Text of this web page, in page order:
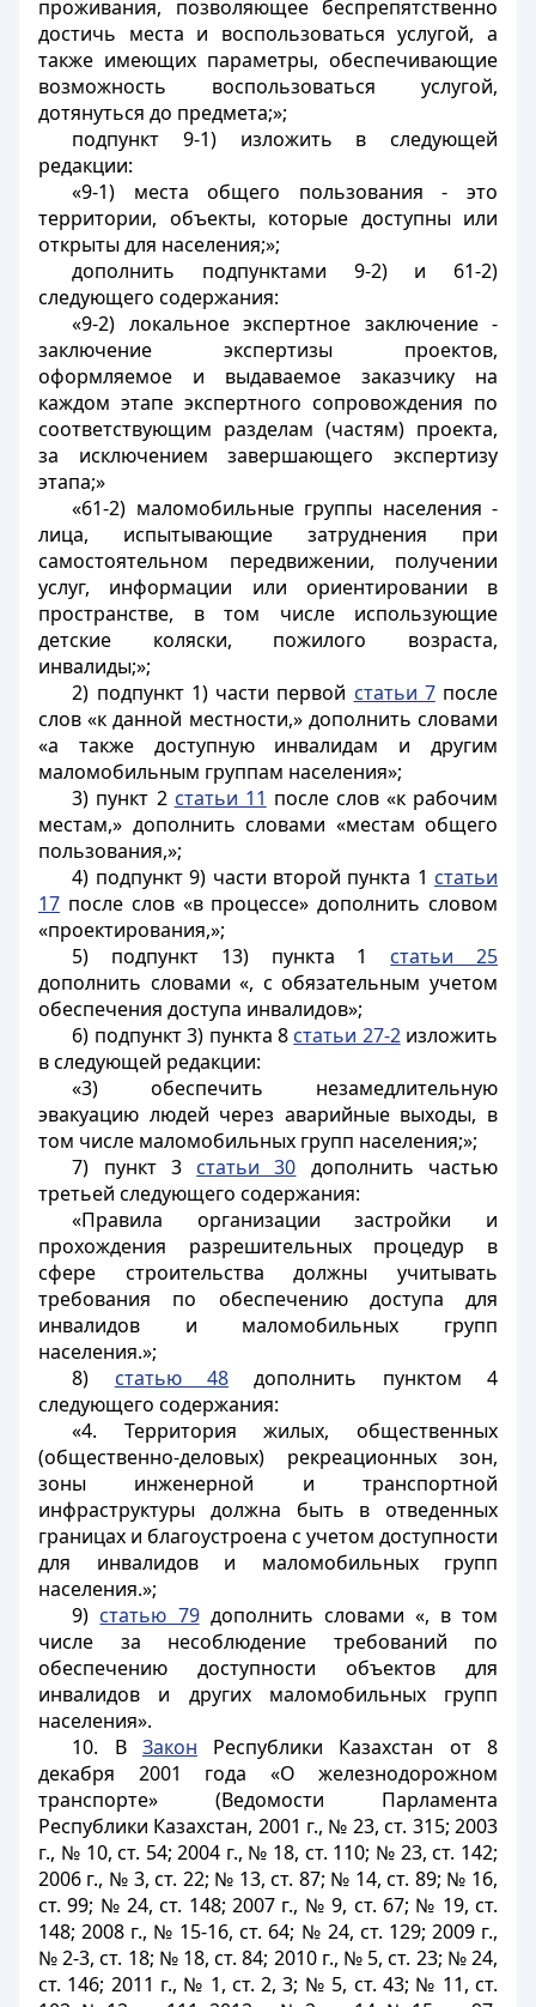
проживания, позволяющее беспрепятственно
достичь места и воспользоваться услугой, а
также имеющих параметры, обеспечивающие
возможность воспользоваться услугой,
дотянуться до предмета;»;
подпункт 9-1) изложить в следующей
редакции:
«9-1) места общего пользования - это
территории, объекты, которые доступны или
открыты для населения;»;
дополнить подпунктами 9-2) и 61-2)
следующего содержания:
«9-2) локальное экспертное заключение -
заключение экспертизы проектов,
оформляемое и выдаваемое заказчику на
каждом этапе экспертного сопровождения по
соответствующим разделам (частям) проекта,
за исключением завершающего экспертизу
этапа;»
«61-2) маломобильные группы населения -
лица, испытывающие затруднения при
самостоятельном передвижении, получении
услуг, информации или ориентировании в
пространстве, в том числе использующие
детские коляски, пожилого возраста,
инвалиды;»;
2) подпункт 1) части первой статьи 7после
слов «к данной местности,» дополнить словами
«а также доступную инвалидам и другим
маломобильным группам населения»;
3) пункт 2 статьи 11 после слов «к рабочим
местам,» дополнить словами «местам общего
пользования,»;
4) подпункт 9) части второй пункта 1 статьи
17 после слов «в процессе» дополнить словом
«проектирования,»;
5) подпункт 13) пункта 1 статьи 25
дополнить словами «, с обязательным учетом
обеспечения доступа инвалидов»;
6) подпункт 3) пункта 8 статьи 27-2изложить
в следующей редакции:
«3) обеспечить незамедлительную
эвакуацию людей через аварийные выходы, в
том числе маломобильных групп населения;»;
7) пункт 3 статьи 30 дополнить частью
третьей следующего содержания:
«Правила организации застройки и
прохождения разрешительных процедур в
сфере строительства должны учитывать
требования по обеспечению доступа для
инвалидов и маломобильных групп
населения.»;
8) статью 48 дополнить пунктом 4
следующего содержания:
«4. Территория жилых, общественных
(общественно-деловых) рекреационных зон,
зоны инженерной и транспортной
инфраструктуры должна быть в отведенных
границах и благоустроена с учетом доступности
для инвалидов и маломобильных групп
населения.»;
9) статью 79дополнить словами «, в том
числе за несоблюдение требований по
обеспечению доступности объектов для
инвалидов и других маломобильных групп
населения».
10. В Закон Республики Казахстан от 8
декабря 2001 года «О железнодорожном
транспорте» (Ведомости Парламента
Республики Казахстан, 2001 г., № 23, ст. 315; 2003
г., № 10, ст. 54; 2004 г., № 18, ст. 110; № 23, ст. 142;
2006 г., № 3, ст. 22; № 13, ст. 87; № 14, ст. 89; № 16,
ст. 99; № 24, ст. 148; 2007 г., № 9, ст. 67; № 19, ст.
148; 2008 г., № 15-16, ст. 64; № 24, ст. 129; 2009 г.,
№ 2-3, ст. 18; № 18, ст. 84; 2010 г., № 5, ст. 23; № 24,
ст. 146; 2011 г., № 1, ст. 2, 3; № 5, ст. 43; № 11, ст.